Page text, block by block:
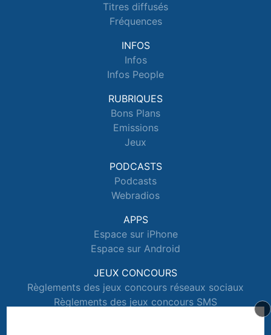
Titres diffusés
Fréquences
INFOS
Infos
Infos People
RUBRIQUES
Bons Plans
Emissions
Jeux
PODCASTS
Podcasts
Webradios
APPS
Espace sur iPhone
Espace sur Android
JEUX CONCOURS
Règlements des jeux concours réseaux sociaux
Règlements des jeux concours SMS